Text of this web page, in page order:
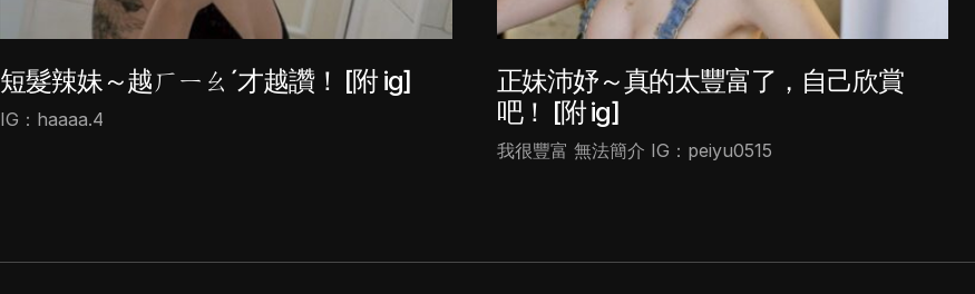
短髮辣妹～越ㄏㄧㄠˊ才越讚！ [附 ig]
IG：haaaa.4
正妹沛妤～真的太豐富了，自己欣賞
吧！ [附 ig]
我很豐富 無法簡介 IG：peiyu0515